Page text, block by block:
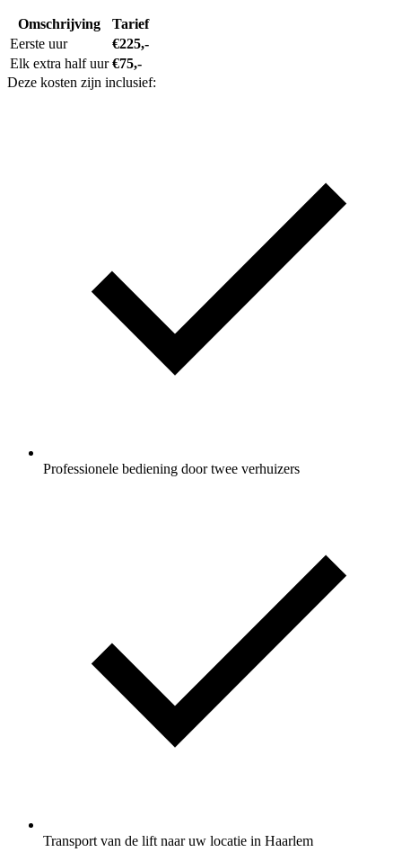
Omschrijving
Tarief
Eerste uur
€225,-
Elk extra half uur €75,-
Deze kosten zijn inclusief:
Professionele bediening door twee verhuizers
Transport van de lift naar uw locatie in Haarlem